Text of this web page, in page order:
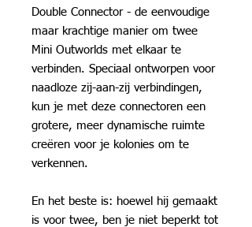
Double Connector - de eenvoudige
maar krachtige manier om twee
Mini Outworlds met elkaar te
verbinden. Speciaal ontworpen voor
naadloze zij-aan-zij verbindingen,
kun je met deze connectoren een
grotere, meer dynamische ruimte
creëren voor je kolonies om te
verkennen.
En het beste is: hoewel hij gemaakt
is voor twee, ben je niet beperkt tot